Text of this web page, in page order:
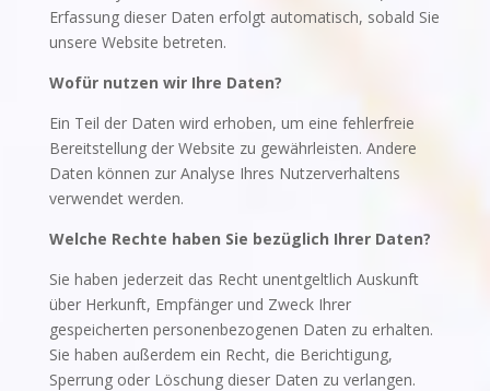
Erfassung dieser Daten erfolgt automatisch, sobald Sie
unsere Website betreten.
Wofür nutzen wir Ihre Daten?
Ein Teil der Daten wird erhoben, um eine fehlerfreie
Bereitstellung der Website zu gewährleisten. Andere
Daten können zur Analyse Ihres Nutzerverhaltens
verwendet werden.
Welche Rechte haben Sie bezüglich Ihrer Daten?
Sie haben jederzeit das Recht unentgeltlich Auskunft
über Herkunft, Empfänger und Zweck Ihrer
gespeicherten personenbezogenen Daten zu erhalten.
Sie haben außerdem ein Recht, die Berichtigung,
Sperrung oder Löschung dieser Daten zu verlangen.